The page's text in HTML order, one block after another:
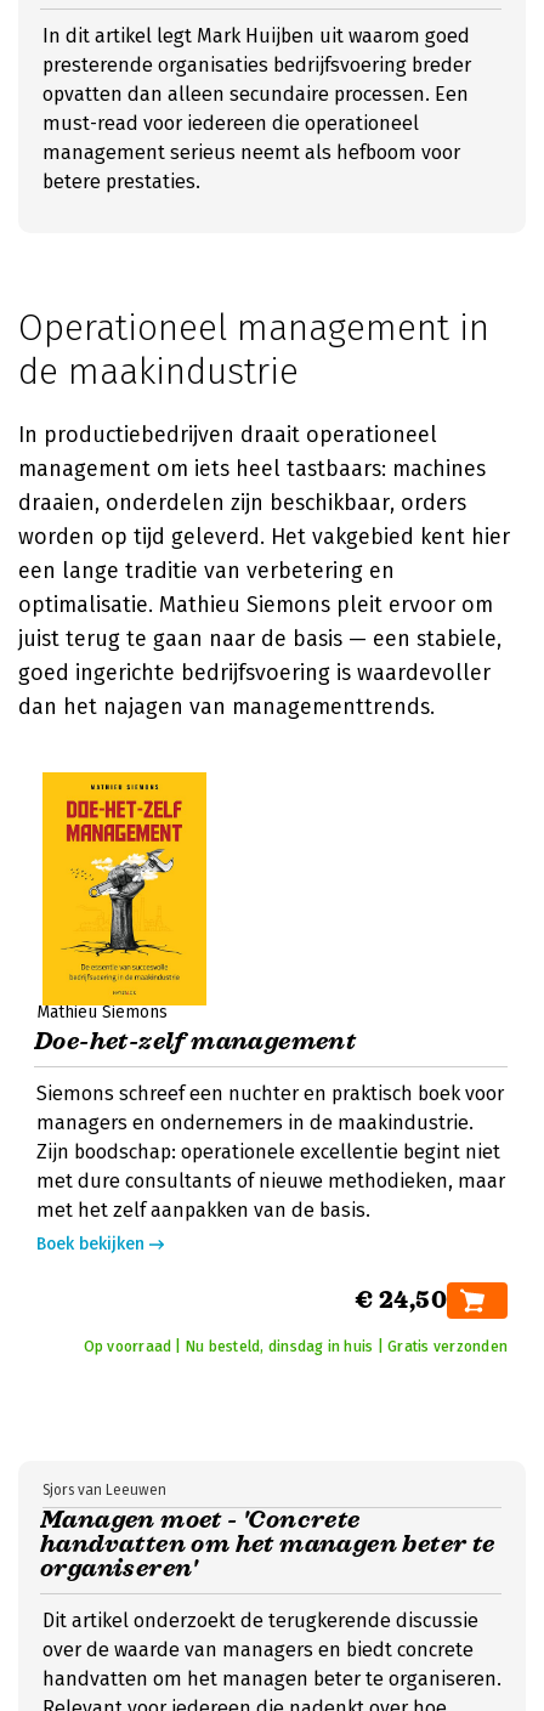
In dit artikel legt Mark Huijben uit waarom goed
presterende organisaties bedrijfsvoering breder
opvatten dan alleen secundaire processen. Een
must-read voor iedereen die operationeel
management serieus neemt als hefboom voor
betere prestaties.
Operationeel management in
de maakindustrie
In productiebedrijven draait operationeel
management om iets heel tastbaars: machines
draaien, onderdelen zijn beschikbaar, orders
worden op tijd geleverd. Het vakgebied kent hier
een lange traditie van verbetering en
optimalisatie. Mathieu Siemons pleit ervoor om
juist terug te gaan naar de basis — een stabiele,
goed ingerichte bedrijfsvoering is waardevoller
dan het najagen van managementtrends.
Mathieu Siemons
Doe-het-zelf management
Siemons schreef een nuchter en praktisch boek voor
managers en ondernemers in de maakindustrie.
Zijn boodschap: operationele excellentie begint niet
met dure consultants of nieuwe methodieken, maar
met het zelf aanpakken van de basis.
Boek bekijken
€ 24,50
Op voorraad | Nu besteld, dinsdag in huis | Gratis verzonden
Managen moet - 'Concrete
handvatten om het managen beter te
organiseren'
Sjors van Leeuwen
Dit artikel onderzoekt de terugkerende discussie
over de waarde van managers en biedt concrete
handvatten om het managen beter te organiseren.